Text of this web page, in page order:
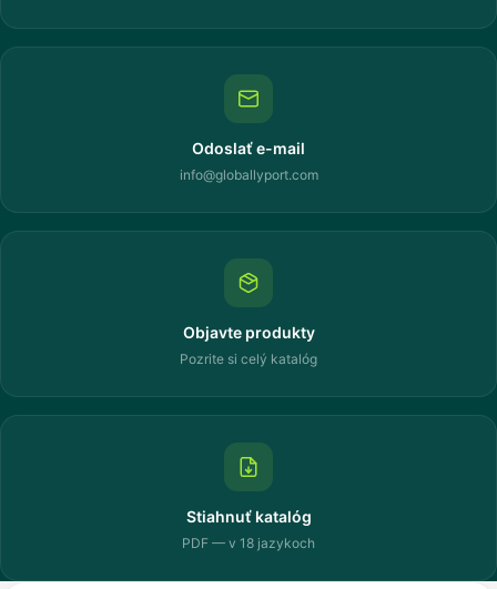
Odoslať e-mail
info@globallyport.com
Objavte produkty
Pozrite si celý katalóg
Stiahnuť katalóg
PDF — v 18 jazykoch